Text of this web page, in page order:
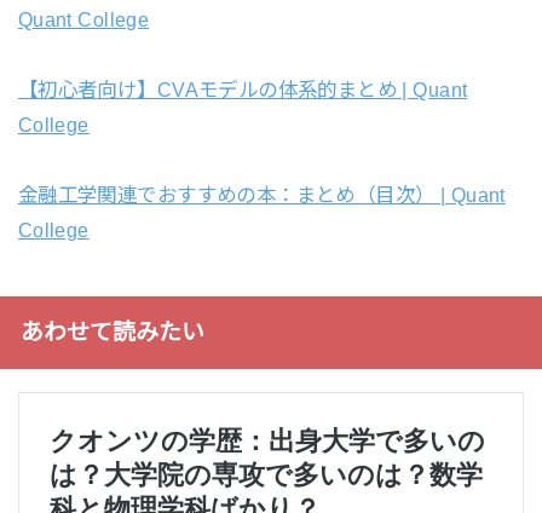
Quant College
【初心者向け】CVAモデルの体系的まとめ | Quant
College
金融工学関連でおすすめの本：まとめ（目次） | Quant
College
あわせて読みたい